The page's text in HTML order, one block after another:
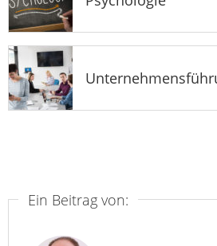
Ein Beitrag von: